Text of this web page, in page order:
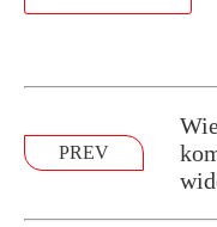
PREV